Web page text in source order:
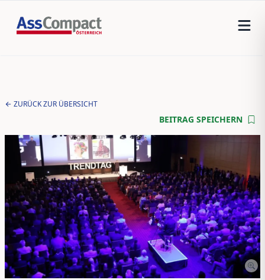
ZURÜCK ZUR ÜBERSICHT
BEITRAG SPEICHERN